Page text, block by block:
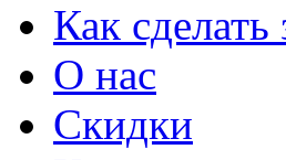
Как сделать
О нас
Скидки